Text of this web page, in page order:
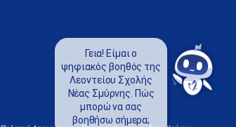
Γεια! Είμαι ο
ψηφιακός βοηθός της
Λεοντείου Σχολής
Νέας Σμύρνης. Πώς
μπορώ να σας
βοηθήσω σήμερα;